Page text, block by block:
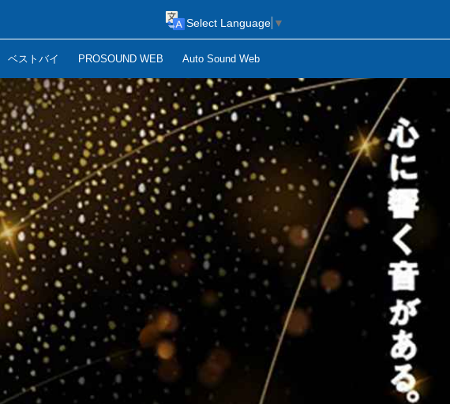
ベストバイ PROSOUND WEB Auto Sound Web
Select Language ▼